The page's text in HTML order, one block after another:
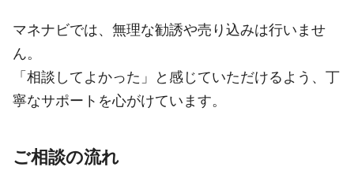
マネナビでは、無理な勧誘や売り込みは行いませ
ん。
「相談してよかった」と感じていただけるよう、丁
寧なサポートを心がけています。
ご相談の流れ